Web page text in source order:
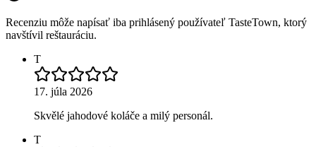
Recenziu môže napísať iba prihlásený používateľ TasteTown, ktorý
navštívil reštauráciu.
T
17. júla 2026
Skvělé jahodové koláče a milý personál.
T